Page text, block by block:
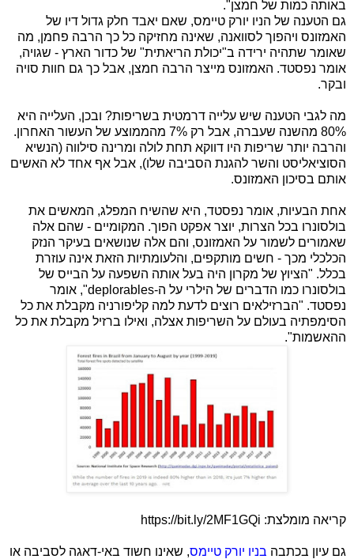
באותה כמות של חמצן".
גם הטענה של הניו יורק טיימס, שאם יאבד חלק גדול דיו של
האמזונס ויהפוך לסוואנה, שאינה מחזיקה כל כך הרבה פחמן, מה
שאומר שתהיה ירידה ב"יכולת הריאתית" של כדור הארץ - שגויה,
אומר נפסטד. האמזונס מייצר הרבה חמצן, אבל כך גם חוות סויה
ובקר.
מה לגבי הטענה שיש עלייה דרמטית בשריפות? ובכן, העלייה היא
80% מהשנה שעברה, אבל רק 7% מהממוצע של העשור האחרון.
והרבה יותר שריפות היו דווקא תחת לולה ומרינה סילווה (הנשיא
הסוציאליסט והשר להגנת הסביבה שלו), אבל אף אחד לא האשים
אותם בסיכון האמזונס.
אחת הבעיות, אומר נפסטד, היא שהשיח המפלג, המאשים את
בולסונרו בכל הצרות, יוצר אפקט הפוך. המקומיים - שהם אלה
שאמורים לשמור על האמזונס, והם אלה שנושאים בעיקר הנזק
הכלכלי מכך - חשים מותקפים, והלעומתיות הזאת אינה עוזרת
בכלל. "הציוץ של מקרון היה בעל אותה השפעה על הבייס של
בולסונרו כמו הדברים של הילרי על ה-deplorables", אומר
נפסטד. "הברזילאים רוצים לדעת למה קליפורניה מקבלת את כל
הסימפתיה בעולם על השריפות אצלה, ואילו ברזיל מקבלת את כל
ההאשמות".
קריאה מומלצת: https://bit.ly/2MF1GQi
גם עיון בכתבה בניו יורק טיימס, שאינו חשוד באי-דאגה לסביבה או